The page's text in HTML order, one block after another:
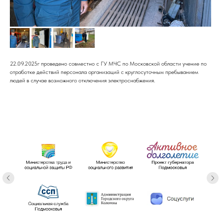
22.09.2025г проведено совместно с ГУ МЧС по Московской области учение по
отработке действий персонала организаций с круглосуточным пребыванием
людей в случае возможного отключения электроснабжения.